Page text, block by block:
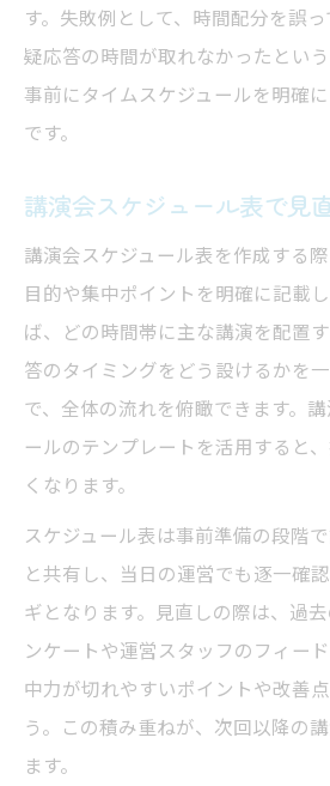
す。失敗例として、時間配分を誤
疑応答の時間が取れなかったという
事前にタイムスケジュールを明確
です。
講演会スケジュール表で見
講演会スケジュール表を作成する
目的や集中ポイントを明確に記載
ば、どの時間帯に主な講演を配置
答のタイミングをどう設けるかを
で、全体の流れを俯瞰できます。
ールのテンプレートを活用すると
くなります。
スケジュール表は事前準備の段階
と共有し、当日の運営でも逐一確
ギとなります。見直しの際は、過
ンケートや運営スタッフのフィー
中力が切れやすいポイントや改善
う。この積み重ねが、次回以降の
ます。